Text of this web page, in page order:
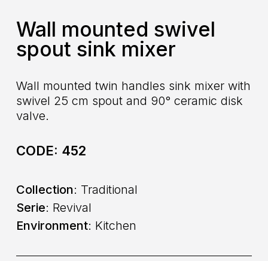
Wall mounted swivel
spout sink mixer
Wall mounted twin handles sink mixer with
swivel 25 cm spout and 90° ceramic disk
valve.
CODE: 452
Collection: Traditional
Serie: Revival
Environment: Kitchen